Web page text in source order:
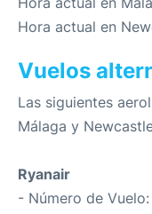
Hora actual en
Vuelos
Las siguientes
Málaga y
Ryanair
- Número de Vuelo: